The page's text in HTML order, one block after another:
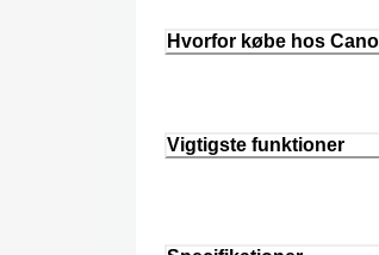
Hvorfor købe hos
Vigtigste funktioner